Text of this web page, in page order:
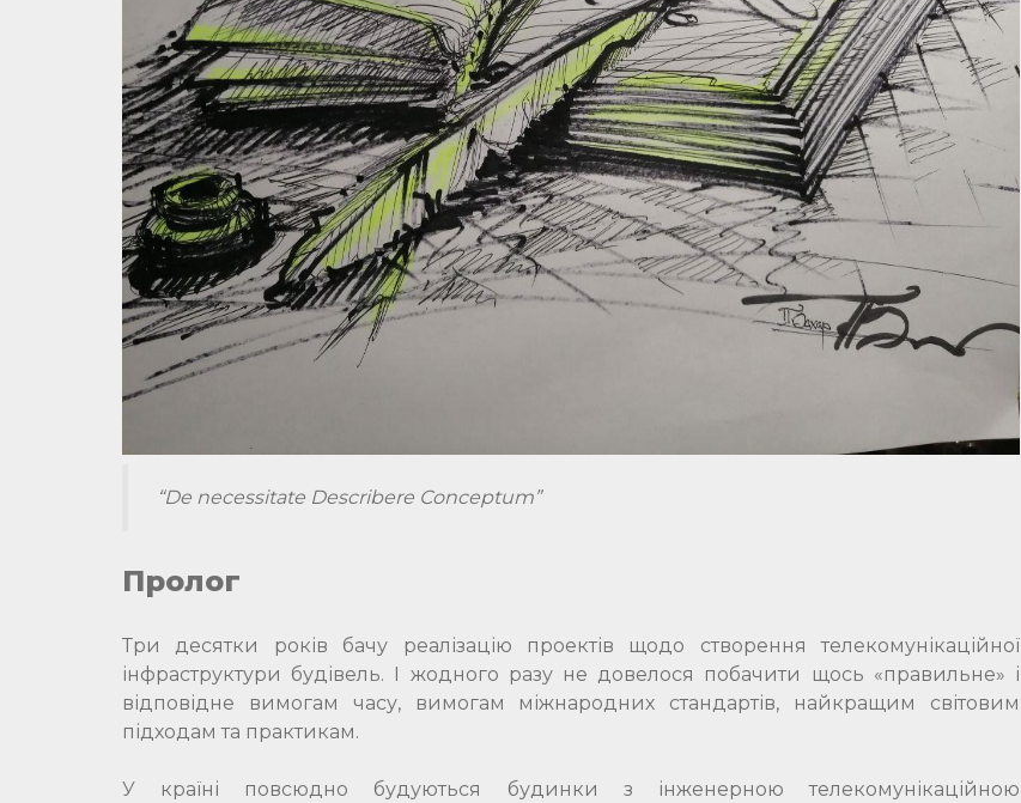
“De necessitate Describere Сonceptum”
Пролог
Три десятки років бачу реалізацію проектів щодо створення телекомунікаційної
інфраструктури будівель. І жодного разу не довелося побачити щось «правильне» і
відповідне вимогам часу, вимогам міжнародних стандартів, найкращим світовим
підходам та практикам.
У країні повсюдно будуються будинки з інженерною телекомунікаційною